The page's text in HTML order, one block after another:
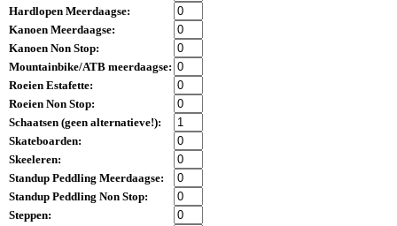
Hardlopen Meerdaagse:
Kanoen Meerdaagse:
Kanoen Non Stop:
Mountainbike/ATB meerdaagse:
Roeien Estafette:
Roeien Non Stop:
Schaatsen (geen alternatieve!):
Skateboarden:
Skeeleren:
Standup Peddling Meerdaagse:
Standup Peddling Non Stop:
Steppen: